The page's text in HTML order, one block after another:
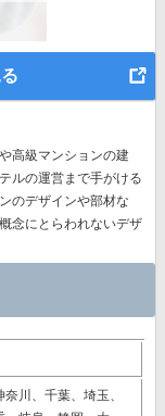
高級マンションの建
ルの運営まで手がける
のデザインや部材な
念にとらわれないデザ
川、千葉、埼玉、